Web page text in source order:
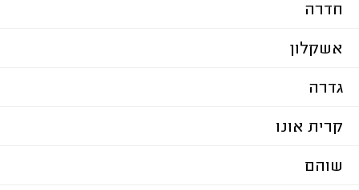
חדרה
אשקלון
גדרה
קרית אונו
שוהם